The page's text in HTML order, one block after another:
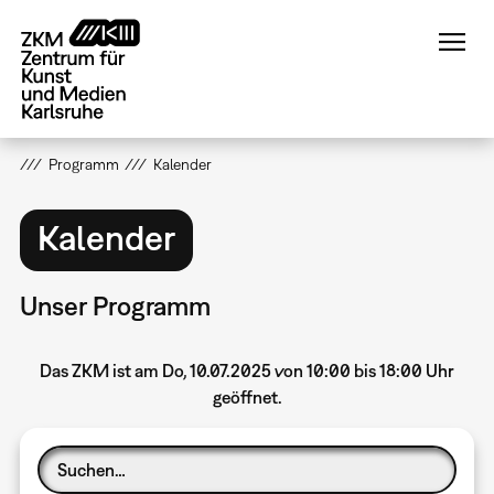
zum
Inhalt
Programm Kalender
Kalender
Unser Programm
Das ZKM ist am Do, 10.07.2025 von 10:00 bis 18:00 Uhr
geöffnet.